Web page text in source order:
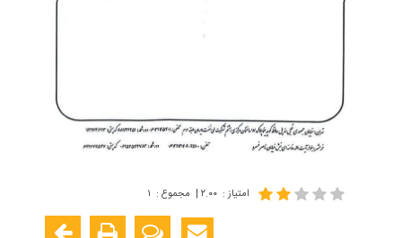
امتیاز: ۲.۰۰ | مجموع : ۱